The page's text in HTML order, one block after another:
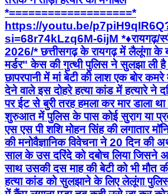
*===================*
https://youtu.be/
si=68r74kLzq6M-6ijM *♦रायगढ़/
2026/* ​छत्तीसगढ़ के रायगढ़ में लैलूंगा के
मर्डर" केस की गुत्थी पुलिस ने सुलझा ली
छापरपानी में मां बेटी की लाश एक बोर कमरे
देने वाले इस दोहरे हत्या कांड में हत्यारे ने
पर ईट से बुरी तरह हमला कर मार डाला
शुरुआत में पुलिस के पास कोई सुराग या
एस एस पी शशि मोहन सिंह की लगातार
की मनोवैज्ञानिक विवेचना ने 20 दिन
साल के उस दरिंदे को दबोच लिया जिसने
साथ उसकी दस माह की बेटी को भी मौत
हत्या कांड को सुलझाने के लिए लेलूंगा पुलिस